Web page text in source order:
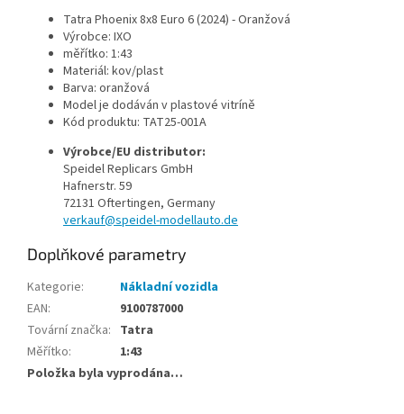
Tatra Phoenix 8x8 Euro 6 (2024) - Oranžová
Výrobce: IXO
měřítko: 1:43
Materiál: kov/plast
Barva: oranžová
Model je dodáván v plastové vitríně
Kód produktu: TAT25-001A
Výrobce/EU distributor:
Speidel Replicars GmbH
Hafnerstr. 59
72131 Oftertingen, Germany
verkauf@speidel-modellauto.de
Doplňkové parametry
Kategorie:
Nákladní vozidla
EAN:
9100787000
Tovární značka: Tatra
Měřítko:
1:43
Položka byla vyprodána…